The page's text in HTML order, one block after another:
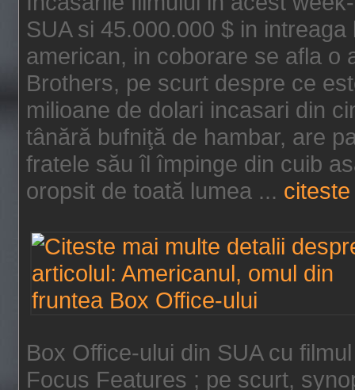
SUA si 45.000.000 $ in
american, in coborare se afla o
Brothers, pe scurt despre ce
milioane de dolari incasari din
tânără bufniţă de hambar, are
fratele său îl împinge din cuib
oropsit de toată lumea ...
Box Office-ului din SUA cu
Focus Features ; pe scurt,